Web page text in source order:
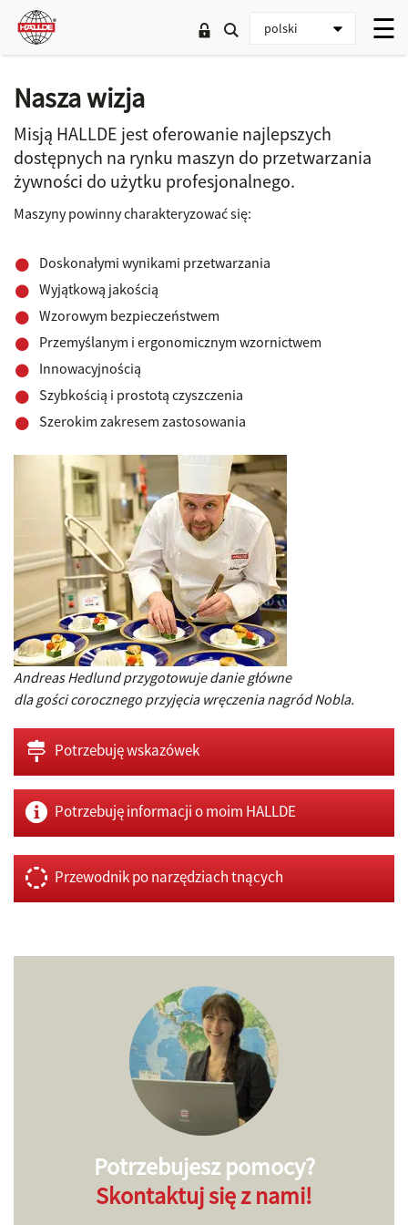
Nasza wizja
Misją HALLDE jest oferowanie najlepszych
dostępnych na rynku maszyn do przetwarzania
żywności do użytku profesjonalnego.
Maszyny powinny charakteryzować się:
Doskonałymi wynikami przetwarzania
Wyjątkową jakością
Wzorowym bezpieczeństwem
Przemyślanym i ergonomicznym wzornictwem
Innowacyjnością
Szybkością i prostotą czyszczenia
Szerokim zakresem zastosowania
Andreas Hedlund przygotowuje danie główne
dla gości corocznego przyjęcia wręczenia nagród Nobla.
Potrzebuję wskazówek
Potrzebuję informacji o moim HALLDE
Przewodnik po narzędziach tnących
Potrzebujesz pomocy?
Skontaktuj się z nami!